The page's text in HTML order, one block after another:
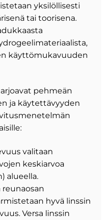
yksilöllisesti
tai toorisena.
käyttömukavuuden
pehmeän
ja käytettävyyden
valitaan
keskiarvoa
alueella.
hyvä linssin
Versa linssin